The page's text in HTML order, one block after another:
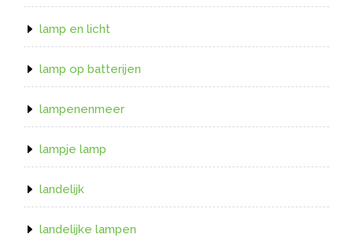
lamp en licht
lamp op batterijen
lampenenmeer
lampje lamp
landelijk
landelijke lampen